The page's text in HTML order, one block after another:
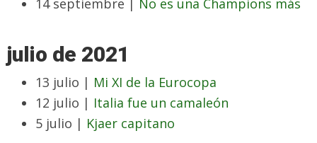
14 septiembre | No es una Champions más
julio de 2021
13 julio | Mi XI de la Eurocopa
12 julio | Italia fue un camaleón
5 julio | Kjaer capitano